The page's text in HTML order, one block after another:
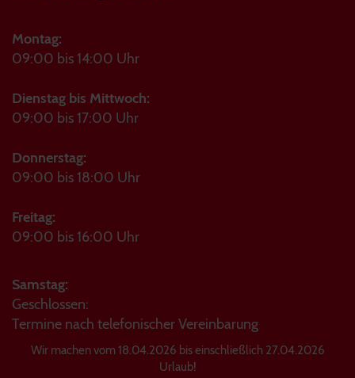
Montag:
09:00 bis 14:00 Uhr
Dienstag bis Mittwoch:
09:00 bis 17:00 Uhr
Donnerstag:
09:00 bis 18:00 Uhr
Freitag:
09:00 bis 16:00 Uhr
Samstag:
Geschlossen:
Termine nach telefonischer Vereinbarung
Wir machen vom 18.04.2026 bis einschließlich 27.04.2026
Urlaub!